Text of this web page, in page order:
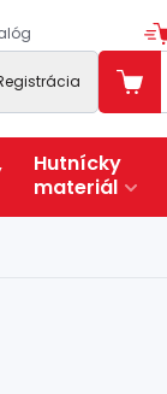
Hutnícky
materiál